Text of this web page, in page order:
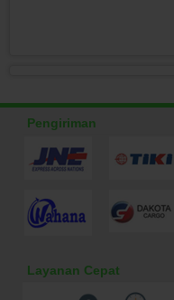
Pengiriman
Layanan Cepat